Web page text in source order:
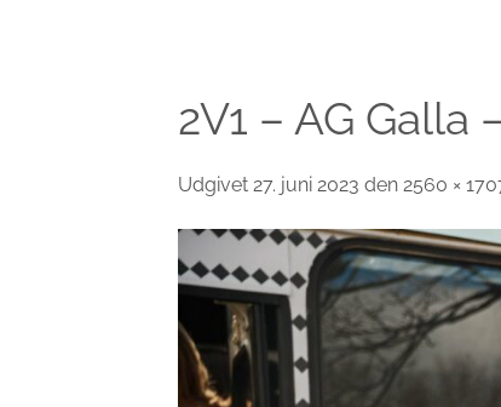
2V1 – AG Galla
Udgivet 27. juni 2023 den 2560 ×